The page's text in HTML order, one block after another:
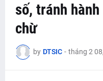
số, tránh
chừ
by DTSIC - tháng 2